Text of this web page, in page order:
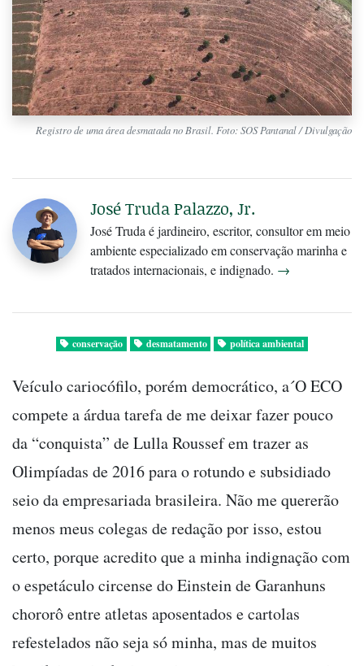
Registro de uma área desmatada no Brasil. Foto: SOS Pantanal / Divulgação
José Truda Palazzo, Jr.
José Truda é jardineiro, escritor, consultor em meio
ambiente especializado em conservação marinha e
tratados internacionais, e indignado. →
conservação desmatamento política ambiental
Veículo cariocófilo, porém democrático, a´O ECO
compete a árdua tarefa de me deixar fazer pouco
da “conquista” de Lulla Roussef em trazer as
Olimpíadas de 2016 para o rotundo e subsidiado
seio da empresariada brasileira. Não me quererão
menos meus colegas de redação por isso, estou
certo, porque acredito que a minha indignação com
o espetáculo circense do Einstein de Garanhuns
chororô entre atletas aposentados e cartolas
refestelados não seja só minha, mas de muitos